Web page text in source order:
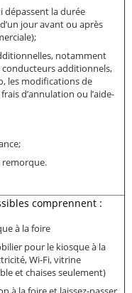
dépassent la durée
jour avant ou après
notamment
conducteurs additionnels,
les modifications de
d’annulation ou l’aide-
remorque.
comprennent :
à la foire
pour le kiosque à la
Wi-Fi, vitrine
et chaises seulement)